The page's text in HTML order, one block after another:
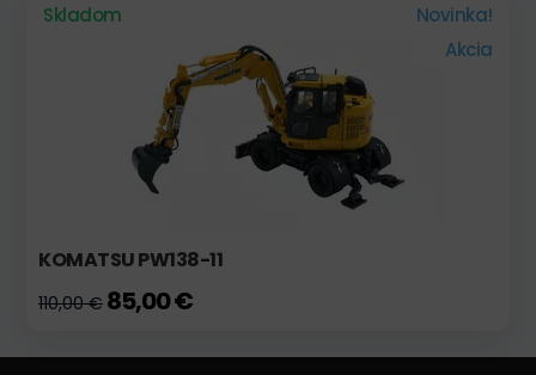
Skladom
Novinka!
Akcia
KOMATSU PW138-11
110,00 € 85,00 €